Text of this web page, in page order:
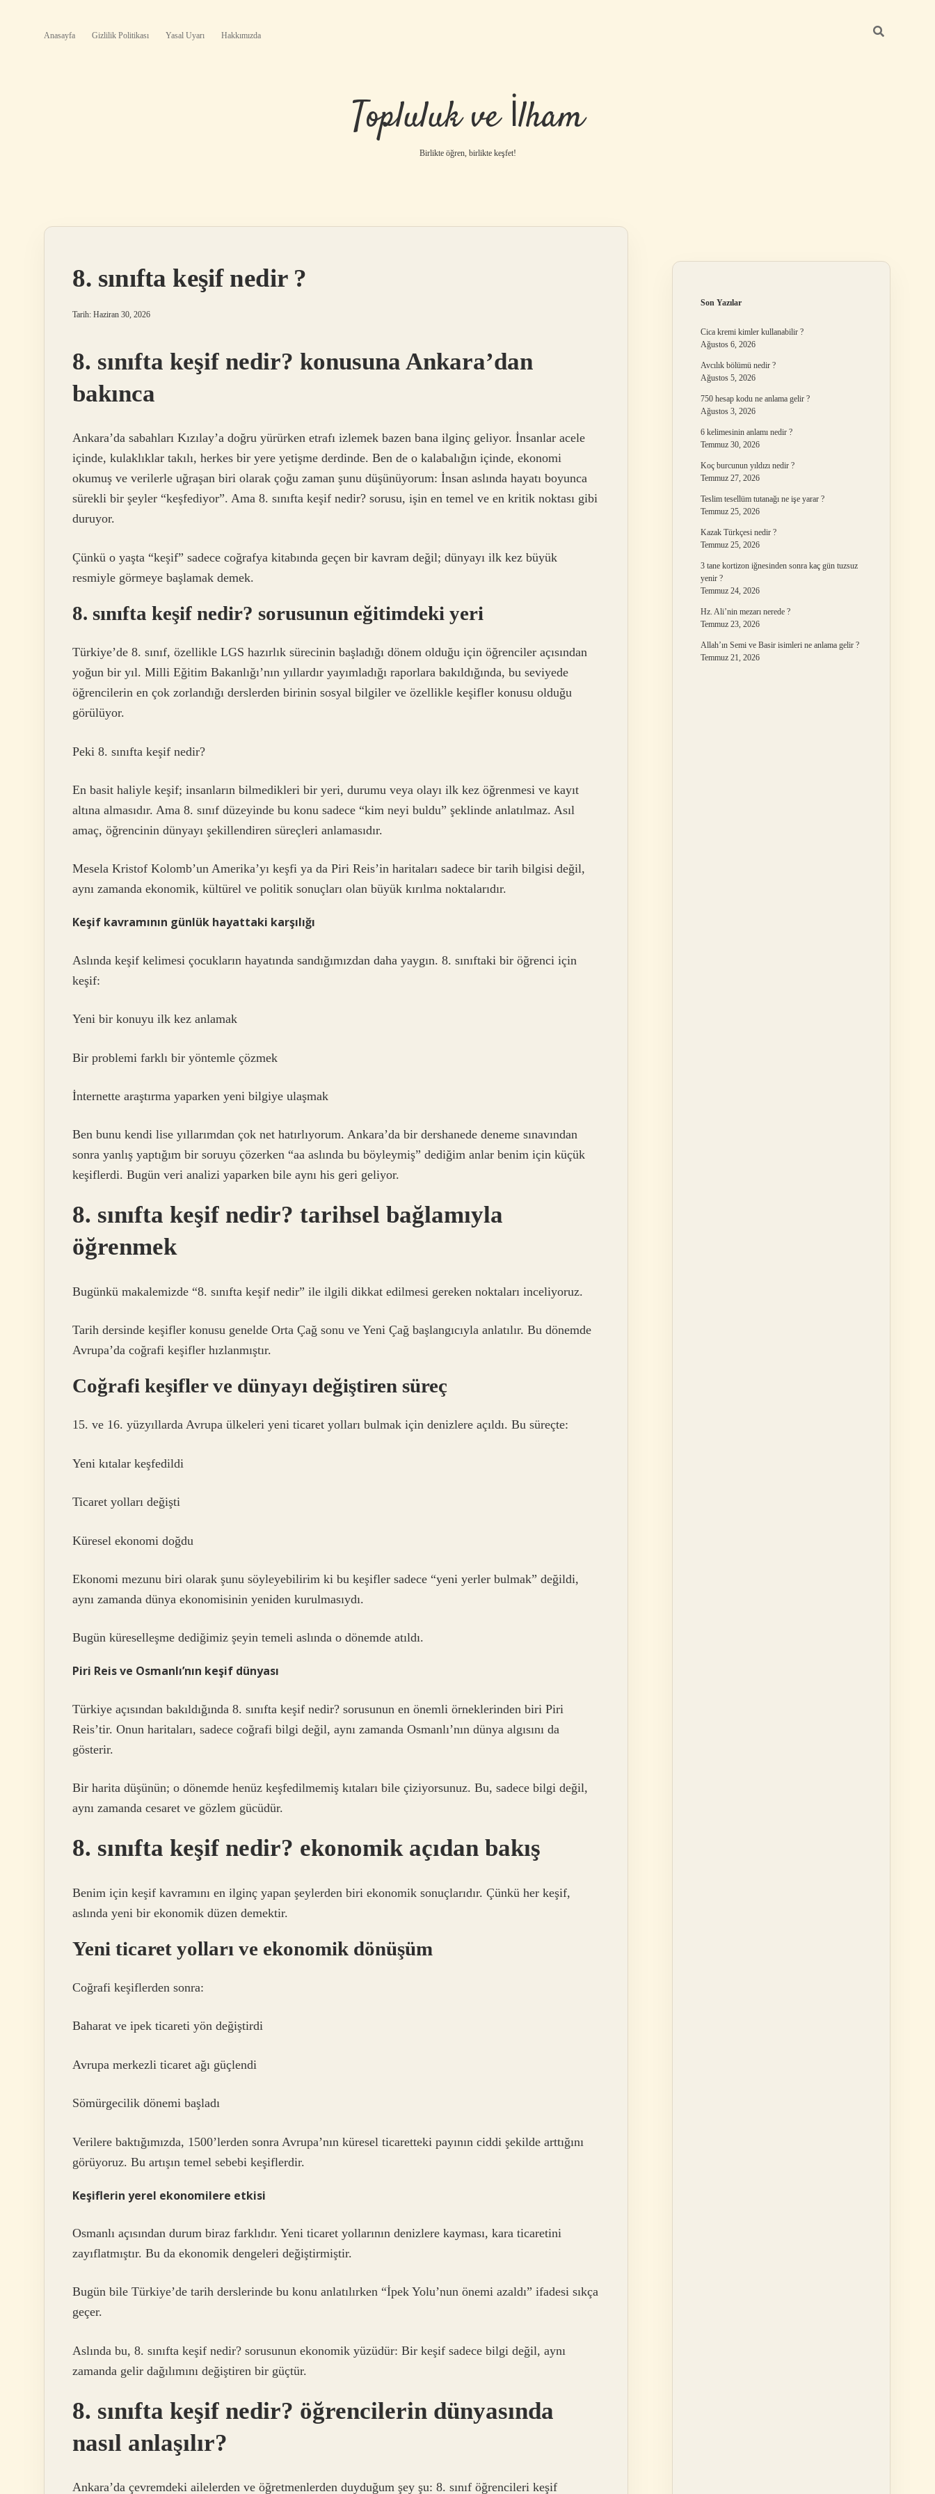
Anasayfa Gizlilik Politikası Yasal Uyarı Hakkımızda
Topluluk ve İlham
Birlikte öğren, birlikte keşfet!
8. sınıfta keşif nedir ?
Tarih: Haziran 30, 2026
8. sınıfta keşif nedir? konusuna Ankara’dan
bakınca
Ankara’da sabahları Kızılay’a doğru yürürken etrafı izlemek bazen bana ilginç geliyor. İnsanlar acele
içinde, kulaklıklar takılı, herkes bir yere yetişme derdinde. Ben de o kalabalığın içinde, ekonomi
okumuş ve verilerle uğraşan biri olarak çoğu zaman şunu düşünüyorum: İnsan aslında hayatı boyunca
sürekli bir şeyler “keşfediyor”. Ama 8. sınıfta keşif nedir? sorusu, işin en temel ve en kritik noktası gibi
duruyor.
Çünkü o yaşta “keşif” sadece coğrafya kitabında geçen bir kavram değil; dünyayı ilk kez büyük
resmiyle görmeye başlamak demek.
8. sınıfta keşif nedir? sorusunun eğitimdeki yeri
Türkiye’de 8. sınıf, özellikle LGS hazırlık sürecinin başladığı dönem olduğu için öğrenciler açısından
yoğun bir yıl. Milli Eğitim Bakanlığı’nın yıllardır yayımladığı raporlara bakıldığında, bu seviyede
öğrencilerin en çok zorlandığı derslerden birinin sosyal bilgiler ve özellikle keşifler konusu olduğu
görülüyor.
Peki 8. sınıfta keşif nedir?
En basit haliyle keşif; insanların bilmedikleri bir yeri, durumu veya olayı ilk kez öğrenmesi ve kayıt
altına almasıdır. Ama 8. sınıf düzeyinde bu konu sadece “kim neyi buldu” şeklinde anlatılmaz. Asıl
amaç, öğrencinin dünyayı şekillendiren süreçleri anlamasıdır.
Mesela Kristof Kolomb’un Amerika’yı keşfi ya da Piri Reis’in haritaları sadece bir tarih bilgisi değil,
aynı zamanda ekonomik, kültürel ve politik sonuçları olan büyük kırılma noktalarıdır.
Keşif kavramının günlük hayattaki karşılığı
Aslında keşif kelimesi çocukların hayatında sandığımızdan daha yaygın. 8. sınıftaki bir öğrenci için
keşif:
Yeni bir konuyu ilk kez anlamak
Bir problemi farklı bir yöntemle çözmek
İnternette araştırma yaparken yeni bilgiye ulaşmak
Ben bunu kendi lise yıllarımdan çok net hatırlıyorum. Ankara’da bir dershanede deneme sınavından
sonra yanlış yaptığım bir soruyu çözerken “aa aslında bu böyleymiş” dediğim anlar benim için küçük
keşiflerdi. Bugün veri analizi yaparken bile aynı his geri geliyor.
8. sınıfta keşif nedir? tarihsel bağlamıyla
öğrenmek
Bugünkü makalemizde “8. sınıfta keşif nedir” ile ilgili dikkat edilmesi gereken noktaları inceliyoruz.
Tarih dersinde keşifler konusu genelde Orta Çağ sonu ve Yeni Çağ başlangıcıyla anlatılır. Bu dönemde
Avrupa’da coğrafi keşifler hızlanmıştır.
Coğrafi keşifler ve dünyayı değiştiren süreç
15. ve 16. yüzyıllarda Avrupa ülkeleri yeni ticaret yolları bulmak için denizlere açıldı. Bu süreçte:
Yeni kıtalar keşfedildi
Ticaret yolları değişti
Küresel ekonomi doğdu
Ekonomi mezunu biri olarak şunu söyleyebilirim ki bu keşifler sadece “yeni yerler bulmak” değildi,
aynı zamanda dünya ekonomisinin yeniden kurulmasıydı.
Bugün küreselleşme dediğimiz şeyin temeli aslında o dönemde atıldı.
Piri Reis ve Osmanlı’nın keşif dünyası
Türkiye açısından bakıldığında 8. sınıfta keşif nedir? sorusunun en önemli örneklerinden biri Piri
Reis’tir. Onun haritaları, sadece coğrafi bilgi değil, aynı zamanda Osmanlı’nın dünya algısını da
gösterir.
Bir harita düşünün; o dönemde henüz keşfedilmemiş kıtaları bile çiziyorsunuz. Bu, sadece bilgi değil,
aynı zamanda cesaret ve gözlem gücüdür.
8. sınıfta keşif nedir? ekonomik açıdan bakış
Benim için keşif kavramını en ilginç yapan şeylerden biri ekonomik sonuçlarıdır. Çünkü her keşif,
aslında yeni bir ekonomik düzen demektir.
Yeni ticaret yolları ve ekonomik dönüşüm
Coğrafi keşiflerden sonra:
Baharat ve ipek ticareti yön değiştirdi
Avrupa merkezli ticaret ağı güçlendi
Sömürgecilik dönemi başladı
Verilere baktığımızda, 1500’lerden sonra Avrupa’nın küresel ticaretteki payının ciddi şekilde arttığını
görüyoruz. Bu artışın temel sebebi keşiflerdir.
Keşiflerin yerel ekonomilere etkisi
Osmanlı açısından durum biraz farklıdır. Yeni ticaret yollarının denizlere kayması, kara ticaretini
zayıflatmıştır. Bu da ekonomik dengeleri değiştirmiştir.
Bugün bile Türkiye’de tarih derslerinde bu konu anlatılırken “İpek Yolu’nun önemi azaldı” ifadesi sıkça
geçer.
Aslında bu, 8. sınıfta keşif nedir? sorusunun ekonomik yüzüdür: Bir keşif sadece bilgi değil, aynı
zamanda gelir dağılımını değiştiren bir güçtür.
8. sınıfta keşif nedir? öğrencilerin dünyasında
nasıl anlaşılır?
Ankara’da çevremdeki ailelerden ve öğretmenlerden duyduğum şey şu: 8. sınıf öğrencileri keşif
Son Yazılar
Cica kremi kimler kullanabilir ?
Ağustos 6, 2026
Avcılık bölümü nedir ?
Ağustos 5, 2026
750 hesap kodu ne anlama gelir ?
Ağustos 3, 2026
6 kelimesinin anlamı nedir ?
Temmuz 30, 2026
Koç burcunun yıldızı nedir ?
Temmuz 27, 2026
Teslim tesellüm tutanağı ne işe yarar ?
Temmuz 25, 2026
Kazak Türkçesi nedir ?
Temmuz 25, 2026
3 tane kortizon iğnesinden sonra kaç gün tuzsuz
yenir ?
Temmuz 24, 2026
Hz. Ali’nin mezarı nerede ?
Temmuz 23, 2026
Allah’ın Semi ve Basir isimleri ne anlama gelir ?
Temmuz 21, 2026